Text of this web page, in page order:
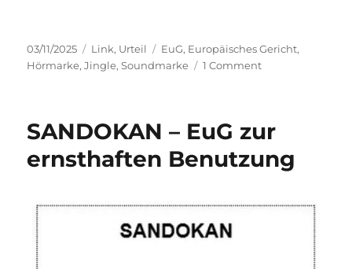
Posted
on
03/11/2025 Categories
Link, Urteil Tags
EuG, Europäisches Gericht,
Hörmarke,Jingle,Soundmarke 1 Commenton
als
SANDOKAN – EuG zur
ernsthaften Benutzung